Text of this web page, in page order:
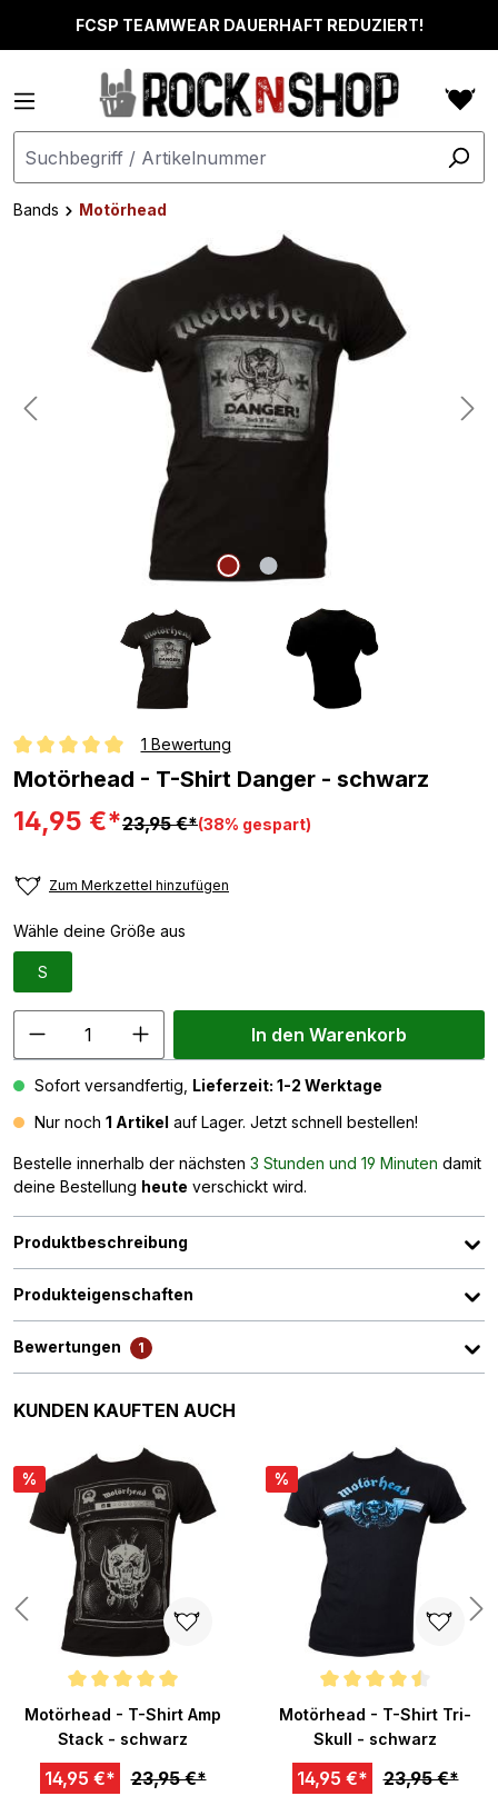
springenFCSP TEAMWEAR DAUERHAFT REDUZIERT!
Bands
Motörhead
Bildergalerie überspringen
Durchschnittliche Bewertung von 5 von 5 Sternen
1 Bewertung
Motörhead - T-Shirt Danger - schwarz
14,95 €*23,95 €*(38% gespart)
Zum Merkzettel hinzufügen
Wähle deine Größe aus
S
In den Warenkorb
Sofort versandfertig, Lieferzeit: 1-2 Werktage
Nur noch 1 Artikel auf Lager. Jetzt schnell bestellen!
Bestelle innerhalb der nächsten 3 Stunden und 19 Minuten damit
deine Bestellung heute verschickt wird.
Produktbeschreibung
Produkteigenschaften
Bewertungen 1
Produktgalerie überspringen
KUNDEN KAUFTEN AUCH
%
Durchschnittliche Bewertung von 5 von 5 Sternen
Motörhead - T-Shirt Amp
Stack - schwarz
14,95 €* 23,95 €*
%
Durchschnittliche Bewertung
Motörhead - T-Shirt Tri-
Skull - schwarz
14,95 €* 23,95 €*